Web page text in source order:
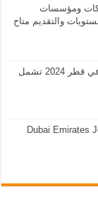
2024 لدى شركات ومؤسسات
والتقديم متاح
وظائف في قطر 2024 فرص عمل في قطر 2024 تشمل
Dubai Emirates